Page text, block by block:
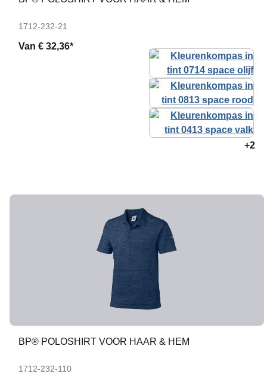
1712-232-21
Van € 32,36*
+2
BP® POLOSHIRT VOOR HAAR & HEM
1712-232-110